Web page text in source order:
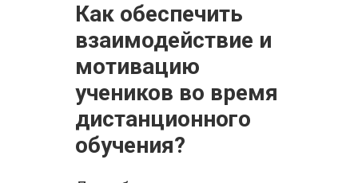
Как обеспечить
взаимодействие и
мотивацию
учеников во время
дистанционного
обучения?